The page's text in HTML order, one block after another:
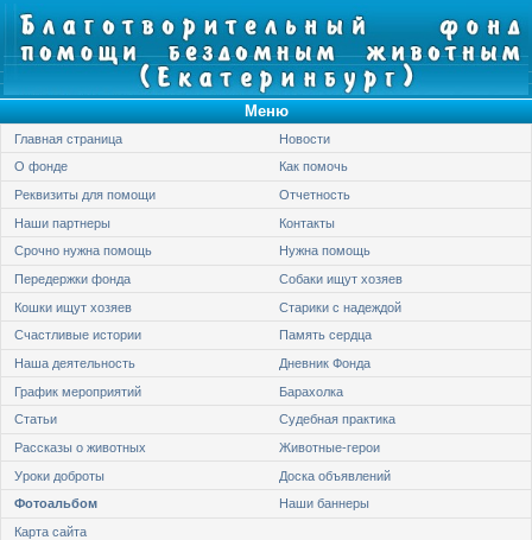
Меню
Главная страница
Новости
О фонде
Как помочь
Реквизиты для помощи
Отчетность
Наши партнеры
Контакты
Срочно нужна помощь
Нужна помощь
Передержки фонда
Собаки ищут хозяев
Кошки ищут хозяев
Старики с надеждой
Счастливые истории
Память сердца
Наша деятельность
Дневник Фонда
График мероприятий
Барахолка
Статьи
Судебная практика
Рассказы о животных
Животные-герои
Уроки доброты
Доска объявлений
Фотоальбом
Наши баннеры
Карта сайта